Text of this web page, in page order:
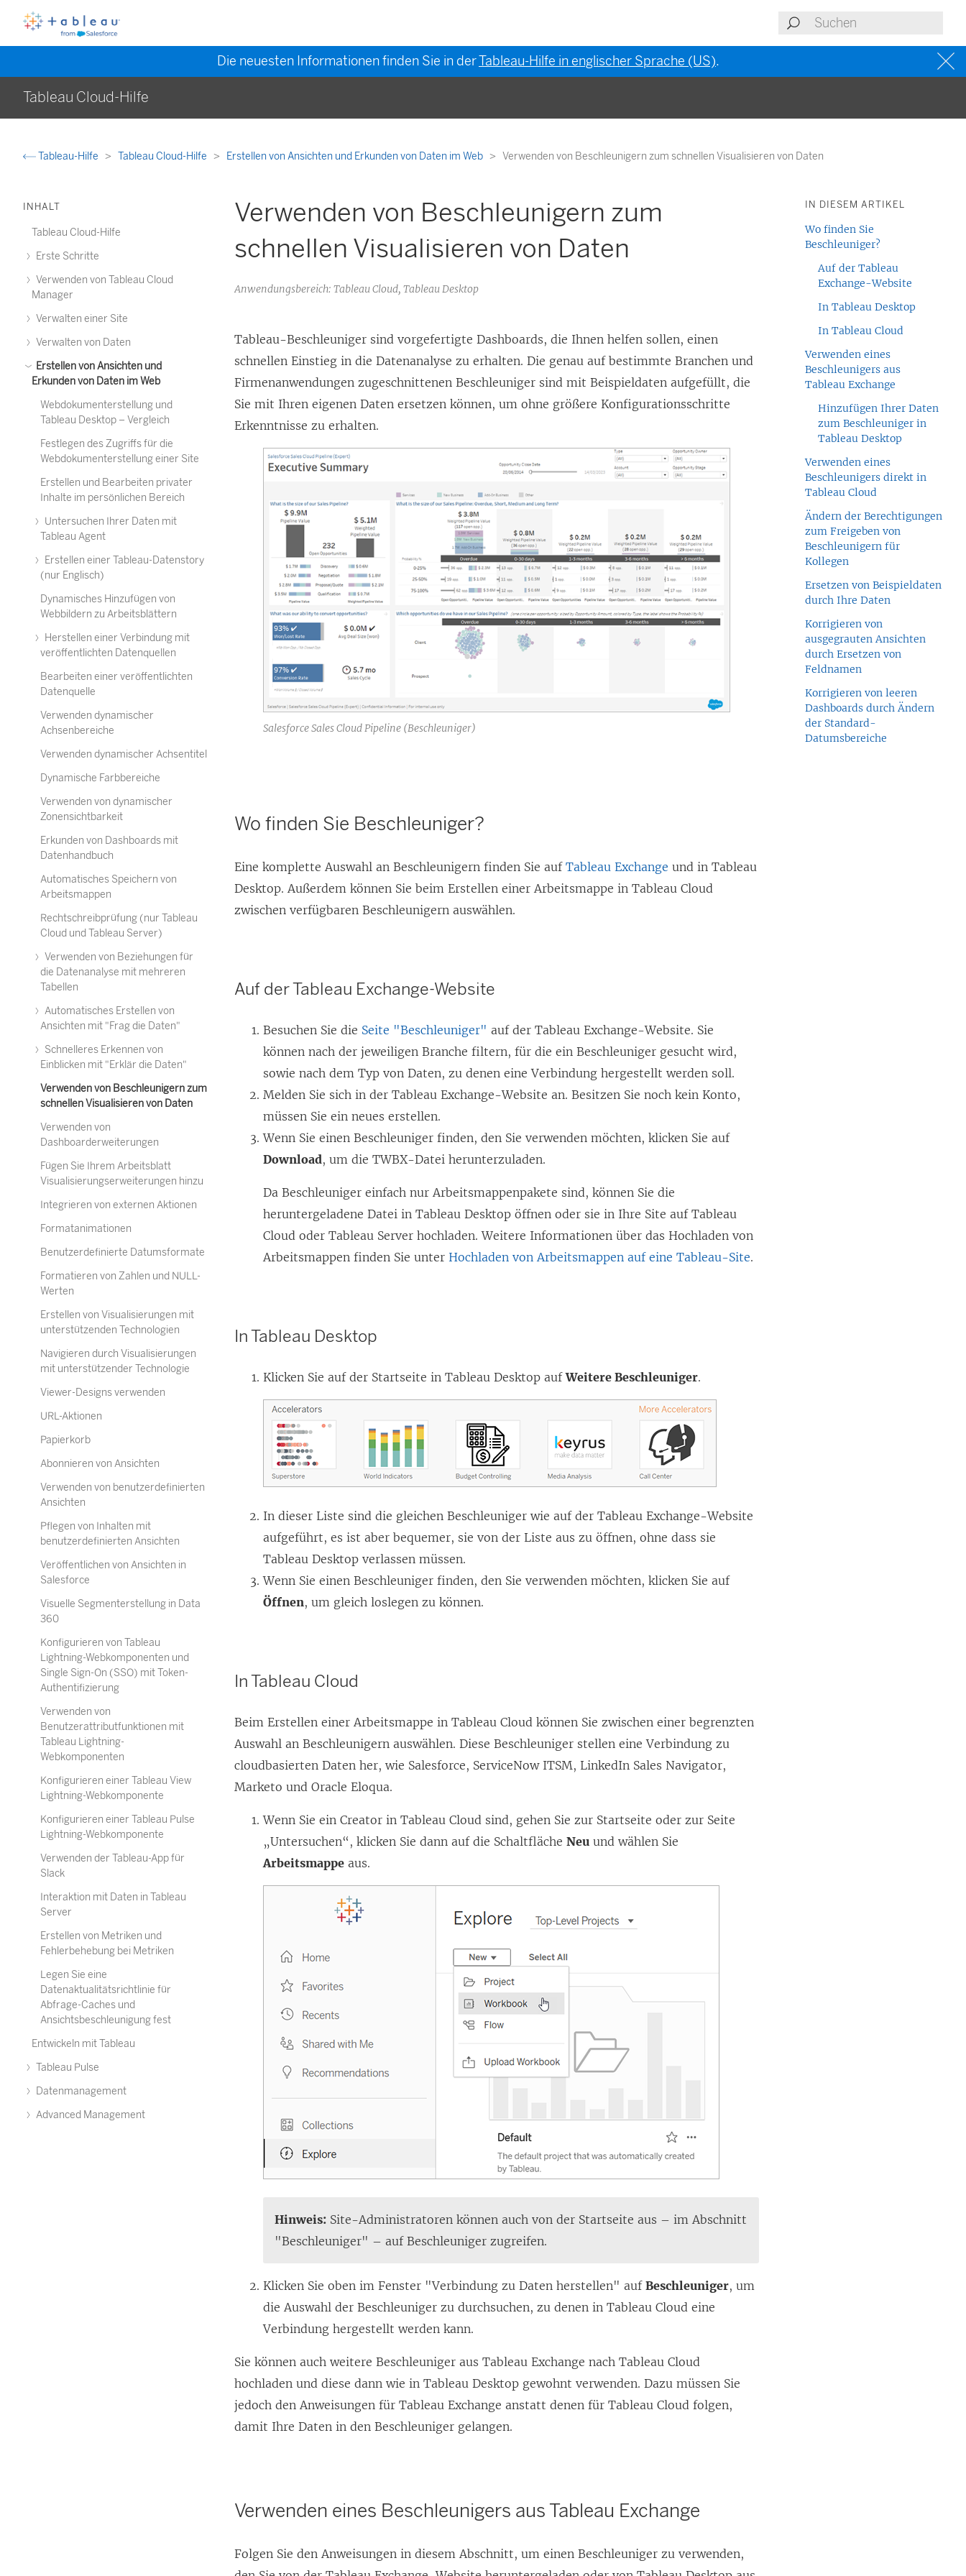
Die neuesten Informationen finden Sie in derTableau-Hilfe in englischer Sprache (US).
Tableau Cloud-Hilfe
Tableau-Hilfe Tableau Cloud-Hilfe Erstellen von Ansichten und Erkunden von Daten im Web Verwenden von Beschleunigern zum schnellen Visualisieren von Daten
INHALT
Tableau Cloud-Hilfe
Erste Schritte
Verwenden von Tableau Cloud
Manager
Verwalten einer Site
Verwalten von Daten
Erstellen von Ansichten und
Erkunden von Daten im Web
Webdokumenterstellung und
Tableau Desktop – Vergleich
Festlegen des Zugriffs für die
Webdokumenterstellung einer Site
Erstellen und Bearbeiten privater
Inhalte im persönlichen Bereich
Untersuchen Ihrer Daten mit
Tableau Agent
Erstellen einer Tableau-Datenstory
(nur Englisch)
Dynamisches Hinzufügen von
Webbildern zu Arbeitsblättern
Herstellen einer Verbindung mit
veröffentlichten Datenquellen
Bearbeiten einer veröffentlichten
Datenquelle
Verwenden dynamischer
Achsenbereiche
Verwenden dynamischer Achsentitel
Dynamische Farbbereiche
Verwenden von dynamischer
Zonensichtbarkeit
Erkunden von Dashboards mit
Datenhandbuch
Automatisches Speichern von
Arbeitsmappen
Rechtschreibprüfung (nur Tableau
Cloud und Tableau Server)
Verwenden von Beziehungen für
die Datenanalyse mit mehreren
Tabellen
Automatisches Erstellen von
Ansichten mit "Frag die Daten"
Schnelleres Erkennen von
Einblicken mit "Erklär die Daten"
Verwenden von Beschleunigern zum
schnellen Visualisieren von Daten
Verwenden von
Dashboarderweiterungen
Fügen Sie Ihrem Arbeitsblatt
Visualisierungserweiterungen hinzu
Integrieren von externen Aktionen
Formatanimationen
Benutzerdefinierte Datumsformate
Formatieren von Zahlen und NULL-
Werten
Erstellen von Visualisierungen mit
unterstützenden Technologien
Navigieren durch Visualisierungen
mit unterstützender Technologie
Viewer-Designs verwenden
URL-Aktionen
Papierkorb
Abonnieren von Ansichten
Verwenden von benutzerdefinierten
Ansichten
Pflegen von Inhalten mit
benutzerdefinierten Ansichten
Veröffentlichen von Ansichten in
Salesforce
Visuelle Segmenterstellung in Data
360
Konfigurieren von Tableau
Lightning-Webkomponenten und
Single Sign-On (SSO) mit Token-
Authentifizierung
Verwenden von
Benutzerattributfunktionen mit
Tableau Lightning-
Webkomponenten
Konfigurieren einer Tableau View
Lightning-Webkomponente
Konfigurieren einer Tableau Pulse
Lightning-Webkomponente
Verwenden der Tableau-App für
Slack
Interaktion mit Daten in Tableau
Server
Erstellen von Metriken und
Fehlerbehebung bei Metriken
Legen Sie eine
Datenaktualitätsrichtlinie für
Abfrage-Caches und
Ansichtsbeschleunigung fest
Entwickeln mit Tableau
Tableau Pulse
Datenmanagement
Advanced Management
Verwenden von Beschleunigern zum
schnellen Visualisieren von Daten
Anwendungsbereich: Tableau Cloud, Tableau Desktop
Tableau-Beschleuniger sind vorgefertigte Dashboards, die Ihnen helfen sollen, einen
schnellen Einstieg in die Datenanalyse zu erhalten. Die genau auf bestimmte Branchen und
Firmenanwendungen zugeschnittenen Beschleuniger sind mit Beispieldaten aufgefüllt, die
Sie mit Ihren eigenen Daten ersetzen können, um ohne größere Konfigurationsschritte
Erkenntnisse zu erhalten.
Salesforce Sales Cloud Pipeline (Beschleuniger)
Wo finden Sie Beschleuniger?
Eine komplette Auswahl an Beschleunigern finden Sie aufTableau Exchange und in Tableau
Desktop. Außerdem können Sie beim Erstellen einer Arbeitsmappe inTableau Cloud
zwischen verfügbaren Beschleunigern auswählen.
Auf der Tableau Exchange-Website
Besuchen Sie die Seite "Beschleuniger" auf der Tableau Exchange-Website. Sie
können nach der jeweiligen Branche filtern, für die ein Beschleuniger gesucht wird,
sowie nach dem Typ von Daten, zu denen eine Verbindung hergestellt werden soll.
Melden Sie sich in der Tableau Exchange-Website an. Besitzen Sie noch kein Konto,
müssen Sie ein neues erstellen.
Wenn Sie einen Beschleuniger finden, den Sie verwenden möchten, klicken Sie auf
Download, um die TWBX-Datei herunterzuladen.
Da Beschleuniger einfach nur Arbeitsmappenpakete sind, können Sie die
heruntergeladene Datei in Tableau Desktop öffnen oder sie in Ihre Site aufTableau
Cloud oder Tableau Server hochladen. Weitere Informationen über das Hochladen von
Arbeitsmappen finden Sie unter Hochladen von Arbeitsmappen auf eine Tableau-Site.
In Tableau Desktop
Klicken Sie auf der Startseite in Tableau Desktop aufWeitere Beschleuniger.
In dieser Liste sind die gleichen Beschleuniger wie auf der Tableau Exchange-Website
aufgeführt, es ist aber bequemer, sie von der Liste aus zu öffnen, ohne dass sie
Tableau Desktop verlassen müssen.
Wenn Sie einen Beschleuniger finden, den Sie verwenden möchten, klicken Sie auf
Öffnen, um gleich loslegen zu können.
InTableau Cloud
Beim Erstellen einer Arbeitsmappe inTableau Cloud können Sie zwischen einer begrenzten
Auswahl an Beschleunigern auswählen. Diese Beschleuniger stellen eine Verbindung zu
cloudbasierten Daten her, wie Salesforce, ServiceNow ITSM, LinkedIn Sales Navigator,
Marketo und Oracle Eloqua.
Wenn Sie ein Creator inTableau Cloud sind, gehen Sie zur Startseite oder zur Seite
„Untersuchen“, klicken Sie dann auf die SchaltflächeNeu und wählen Sie
Arbeitsmappe aus.
Hinweis: Site-Administratoren können auch von der Startseite aus – im Abschnitt
"Beschleuniger" – auf Beschleuniger zugreifen.
Klicken Sie oben im Fenster "Verbindung zu Daten herstellen" aufBeschleuniger, um
die Auswahl der Beschleuniger zu durchsuchen, zu denen inTableau Cloud eine
Verbindung hergestellt werden kann.
Sie können auch weitere Beschleuniger aus Tableau Exchange nachTableau Cloud
hochladen und diese dann wie in Tableau Desktop gewohnt verwenden. Dazu müssen Sie
jedoch den Anweisungen für Tableau Exchange anstatt denen fürTableau Cloud folgen,
damit Ihre Daten in den Beschleuniger gelangen.
Verwenden eines Beschleunigers aus Tableau Exchange
Folgen Sie den Anweisungen in diesem Abschnitt, um einen Beschleuniger zu verwenden,
IN DIESEM ARTIKEL
Wo finden Sie
Beschleuniger?
Auf der Tableau
Exchange-Website
In Tableau Desktop
In Tableau Cloud
Verwenden eines
Beschleunigers aus
Tableau Exchange
Hinzufügen Ihrer Daten
zum Beschleuniger in
Tableau Desktop
Verwenden eines
Beschleunigers direkt in
Tableau Cloud
Ändern der Berechtigungen
zum Freigeben von
Beschleunigern für
Kollegen
Ersetzen von Beispieldaten
durch Ihre Daten
Korrigieren von
ausgegrauten Ansichten
durch Ersetzen von
Feldnamen
Korrigieren von leeren
Dashboards durch Ändern
der Standard-
Datumsbereiche